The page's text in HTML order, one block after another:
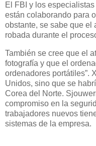
El FBI y los
están colaborando para
obstante, se sabe que el
robada durante el
También se cree que el
fotografía y que el
ordenadores portátiles”.
Unidos, sino que se
Corea del Norte.
compromiso en la
trabajadores nuevos
sistemas de la empresa.